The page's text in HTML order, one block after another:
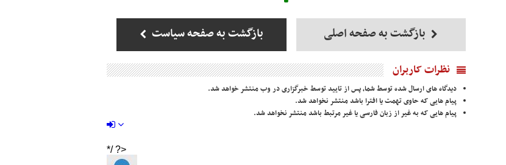
بازگشت به صفحه اصلی بازگشت به صفحه سیاست
نظرات کاربران
دیدگاه های ارسال شده توسط شما، پس از تایید توسط خبرگزاری در وب منتشر خواهد شد.
پیام هایی که حاوی تهمت یا افترا باشد منتشر نخواهد شد.
پیام هایی که به غیر از زبان فارسی یا غیر مرتبط باشد منتشر نخواهد شد.